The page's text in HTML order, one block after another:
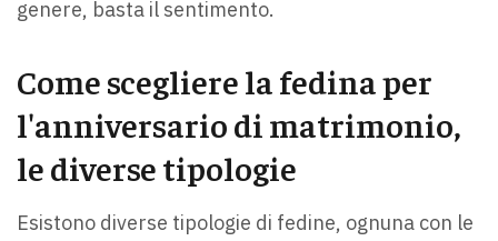
genere, basta il sentimento.
Come scegliere la fedina per
l'anniversario di matrimonio,
le diverse tipologie
Esistono diverse tipologie di fedine, ognuna con le